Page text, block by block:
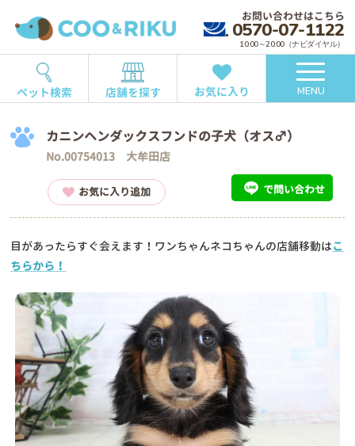
お問い合わせはこちら
0570-07-1122
10:00～20:00（ナビダイヤル）
ペット検索 店舗を探す お気に入り MENU
カニンヘンダックスフンドの子犬（オス♂）
No.00754013 大牟田店
お気に入り追加 で問い合わせ
目があったらすぐ会えます！ワンちゃんネコちゃんの店舗移動はこ
ちらから！